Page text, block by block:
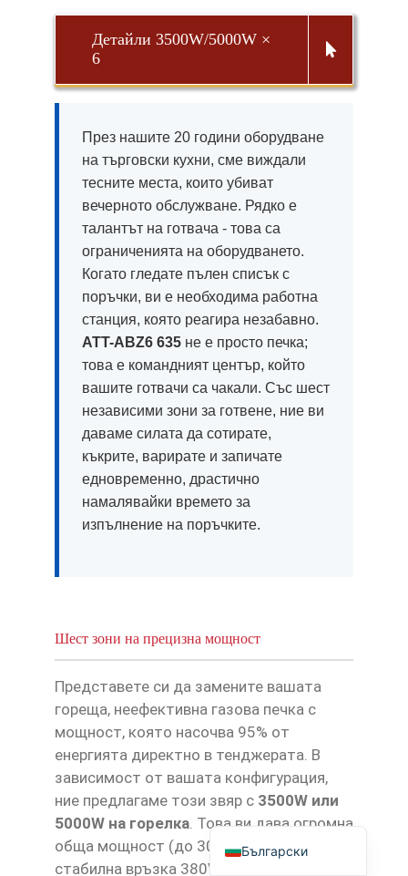
Детайли 3500W/5000W ×
6
През нашите 20 години оборудване
на търговски кухни, сме виждали
тесните места, които убиват
вечерното обслужване. Рядко е
талантът на готвача - това са
ограниченията на оборудването.
Когато гледате пълен списък с
поръчки, ви е необходима работна
станция, която реагира незабавно.
ATT-ABZ6 635 не е просто печка;
това е командният център, който
вашите готвачи са чакали. Със шест
независими зони за готвене, ние ви
даваме силата да сотирате,
къкрите, варирате и запичате
едновременно, драстично
намалявайки времето за
изпълнение на поръчките.
Шест зони на прецизна мощност
Представете си да замените вашата
гореща, неефективна газова печка с
мощност, която насочва 95% от
енергията директно в тенджерата. В
зависимост от вашата конфигурация,
ние предлагаме този звяр с 3500W или
5000W на горелка. Това ви дава огромна
обща мощност (до 30KW), работеща на
стабилна връзка 380V.
Български
English
Español
Français
Português
한국어
日本語
Қазақ тілі
Кыргызча
O‘zbekcha
Turkmen
Беларуская мова
Українська
Română
Čeština
Slovenčina
Magyar